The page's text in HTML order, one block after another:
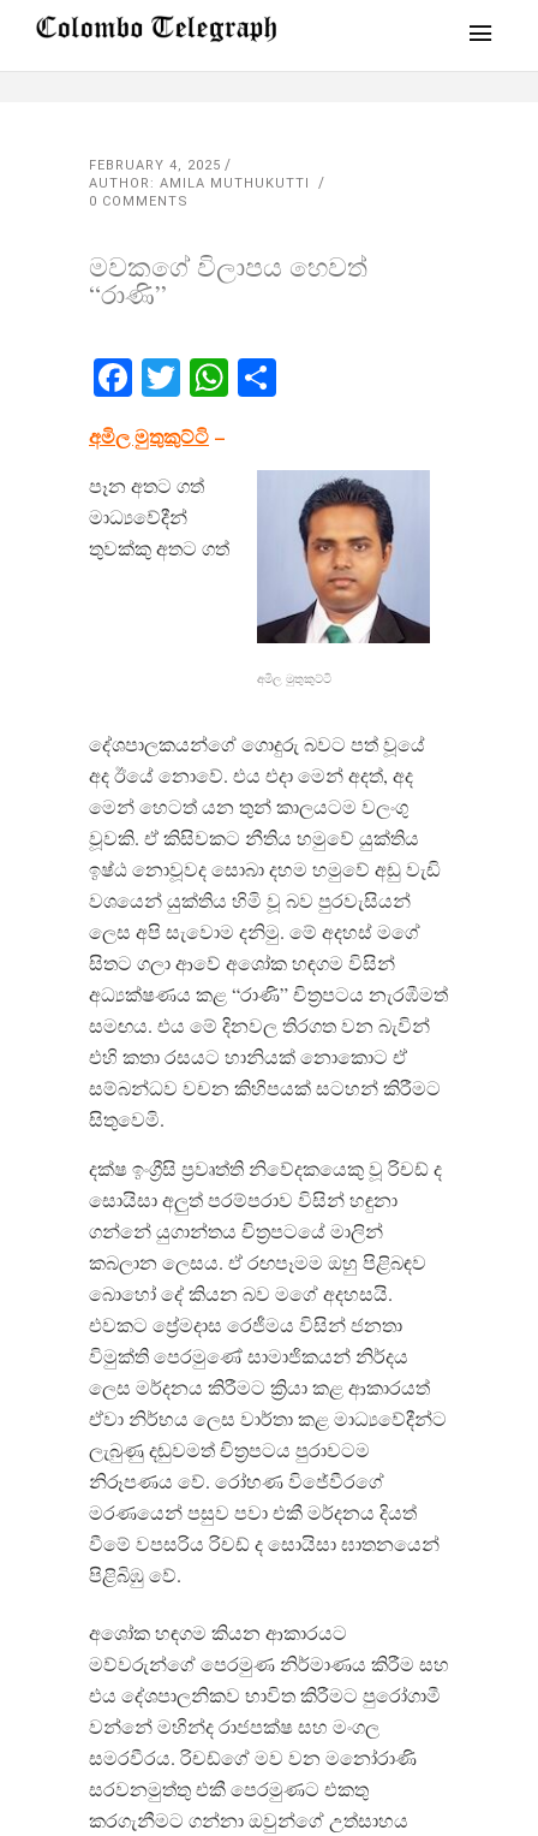
FEBRUARY 4, 2025
AUTHOR: AMILA MUTHUKUTTI
0 COMMENTS
මවකගේ විලාපය හෙවත්
“රාණි”
Facebook
TwitterWhatsApp
අමිල මුතුකුට්ටි –
අමිල මුතුකුට්ටි
පෑන අතට ගත්
මාධ්‍යවේදීන්
තුවක්කු අතට ගත්
දේශපාලකයන්ගේ ගොදුරු බවට පත් වූයේ
අද ඊයේ නොවේ. එය එදා මෙන් අදත්, අද
මෙන් හෙටත් යන තුන් කාලයටම වලංගු
වූවකි. ඒ කිසිවකට නීතිය හමුවේ යුක්තිය
ඉෂ්ඨ නොවූවද සොබා දහම හමුවේ අඩු වැඩි
වශයෙන් යුක්තිය හිමි වූ බව පුරවැසියන්
ලෙස අපි සැවොම දනිමු. මේ අදහස් මගේ
සිතට ගලා ආවේ අශෝක හඳගම විසින්
අධ්‍යක්ෂණය කළ “රාණි”චිත්‍රපටය නැරඹීමත්
සමඟය. එය මේ දිනවල තිරගත වන බැවින්
එහි කතා රසයට හානියක් නොකොට ඒ
සම්බන්ධව වචන කිහිපයක් සටහන් කිරීමට
සිතුවෙමි.
දක්ෂ ඉංග්‍රීසි ප්‍රවෘත්ති නිවේදකයෙකු වූ රිචඩ් ද
සොයිසා අලුත් පරම්පරාව විසින් හඳුනා
ගන්නේ යුගාන්තය චිත්‍රපටයේ මාලින්
කබලාන ලෙසය. ඒ රඟපෑමම ඔහු පිළිබඳව
බොහෝ දේ කියන බව මගේ අදහසයි.
එවකට ප්‍රේමදාස රෙජීමය විසින් ජනතා
විමුක්ති පෙරමුණේ සාමාජිකයන් නිර්දය
ලෙස මර්දනය කිරීමට ක්‍රියා කළ ආකාරයත්
ඒවා නිර්භය ලෙස වාර්තා කළ මාධ්‍යවේදීන්ට
ලැබුණු දඬුවමත් චිත්‍රපටය පුරාවටම
නිරූපණය වේ. රෝහණ විජේවීරගේ
මරණයෙන් පසුව පවා එකී මර්දනය දියත්
වීමේ වපසරිය රිචඩ් ද සොයිසා ඝාතනයෙන්
පිළිබිඹු වේ.
අශෝක හඳගම කියන ආකාරයට
මව්වරුන්ගේ පෙරමුණ නිර්මාණය කිරීම සහ
එය දේශපාලනිකව භාවිත කිරීමට පුරෝගාමී
වන්නේ මහින්ද රාජපක්ෂ සහ මංගල
සමරවීරය. රිචඩ්ගේ මව වන මනෝරාණි
සරවනමුත්තු එකී පෙරමුණට එකතු
කරගැනීමට ගන්නා ඔවුන්ගේ උත්සාහය